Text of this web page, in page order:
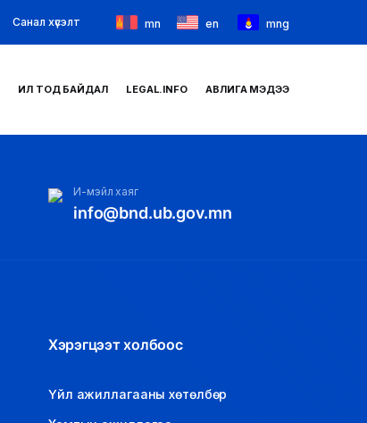
LEGAL.INFO
Санал хүсэлт mn en mng
ИЛ ТОД БАЙДАЛ LEGAL.INFO АВЛИГА МЭДЭЭ
И-мэйл хаяг
info@bnd.ub.gov.mn
Хэрэгцээт холбоос
Үйл ажиллагааны хөтөлбөр